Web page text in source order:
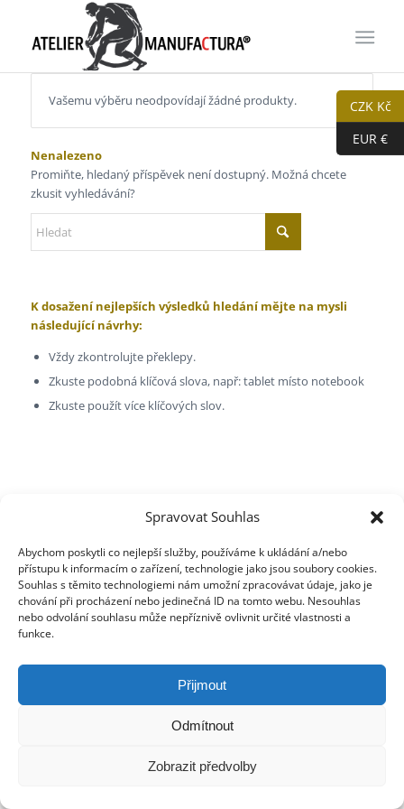
Spravovat Souhlas
Abychom poskytli co nejlepší služby, používáme k ukládání a/nebo
přístupu k informacím o zařízení, technologie jako jsou soubory cookies.
Souhlas s těmito technologiemi nám umožní zpracovávat údaje, jako je
chování při procházení nebo jedinečná ID na tomto webu. Nesouhlas
nebo odvolání souhlasu může nepříznivě ovlivnit určité vlastnosti a
funkce.
Přijmout
Odmítnout
Zobrazit předvolby
Vašemu výběru neodpovídají žádné produkty.
Nenalezeno
Promiňte, hledaný příspěvek není dostupný. Možná chcete
zkusit vyhledávání?
K dosažení nejlepších výsledků hledání mějte na mysli
následující návrhy:
Vždy zkontrolujte překlepy.
Zkuste podobná klíčová slova, např: tablet místo notebook
Zkuste použít více klíčových slov.
CZK Kč
EUR €